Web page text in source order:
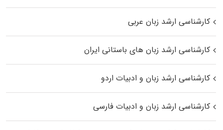
کارشناسی ارشد زبان عربی
کارشناسی ارشد زبان‌ های باستانی ایران
کارشناسی ارشد زبان و ادبیات اردو
کارشناسی ارشد زبان و ادبیات فارسی